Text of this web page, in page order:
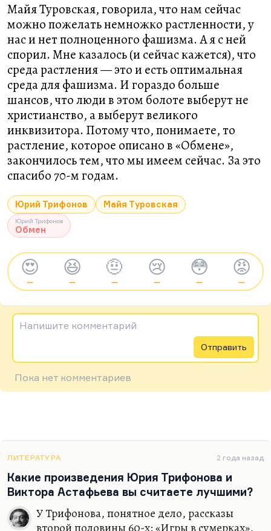
Майя Туровская, говорила, что нам сейчас
можно пожелать немножко растленности, у
нас и нет полноценного фашизма. А я с ней
спорил. Мне казалось (и сейчас кажется), что
среда растления — это и есть оптимальная
среда для фашизма. И гораздо больше
шансов, что люди в этом болоте выберут не
христианство, а выберут великого
инквизитора. Потому что, понимаете, то
растление, которое описано в «Обмене»,
закончилось тем, что мы имеем сейчас. За это
спасибо 70-м годам.
Юрий Трифонов Майя Туровская
Юрий Трифонов
Обмен
😍
—
😆
—
🤨
—
😢
—
😳
—
😡
—
Напишите комментарий
Отправить
Пока нет комментариев
ЛИТЕРАТУРА 2 года назад
Какие произведения Юрия Трифонова и
Виктора Астафьева вы считаете лучшими?
У Трифонова, понятное дело, рассказы
второй половины 60-х: «Игры в сумерках»,